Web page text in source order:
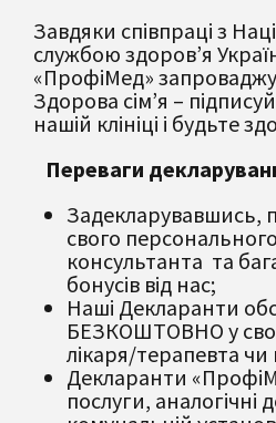
Завдяки співпраці з
службою здоров’я
«ПрофіМед»
Здорова сім’я –
нашій клініці і будьте
Переваги
Задекларувавшись,
свого
консультанта та
бонусів від нас;
Наші Декларанти
БЕЗКОШТОВНО у
лікаря/терапевта чи
Декларанти
послуги, аналогічні